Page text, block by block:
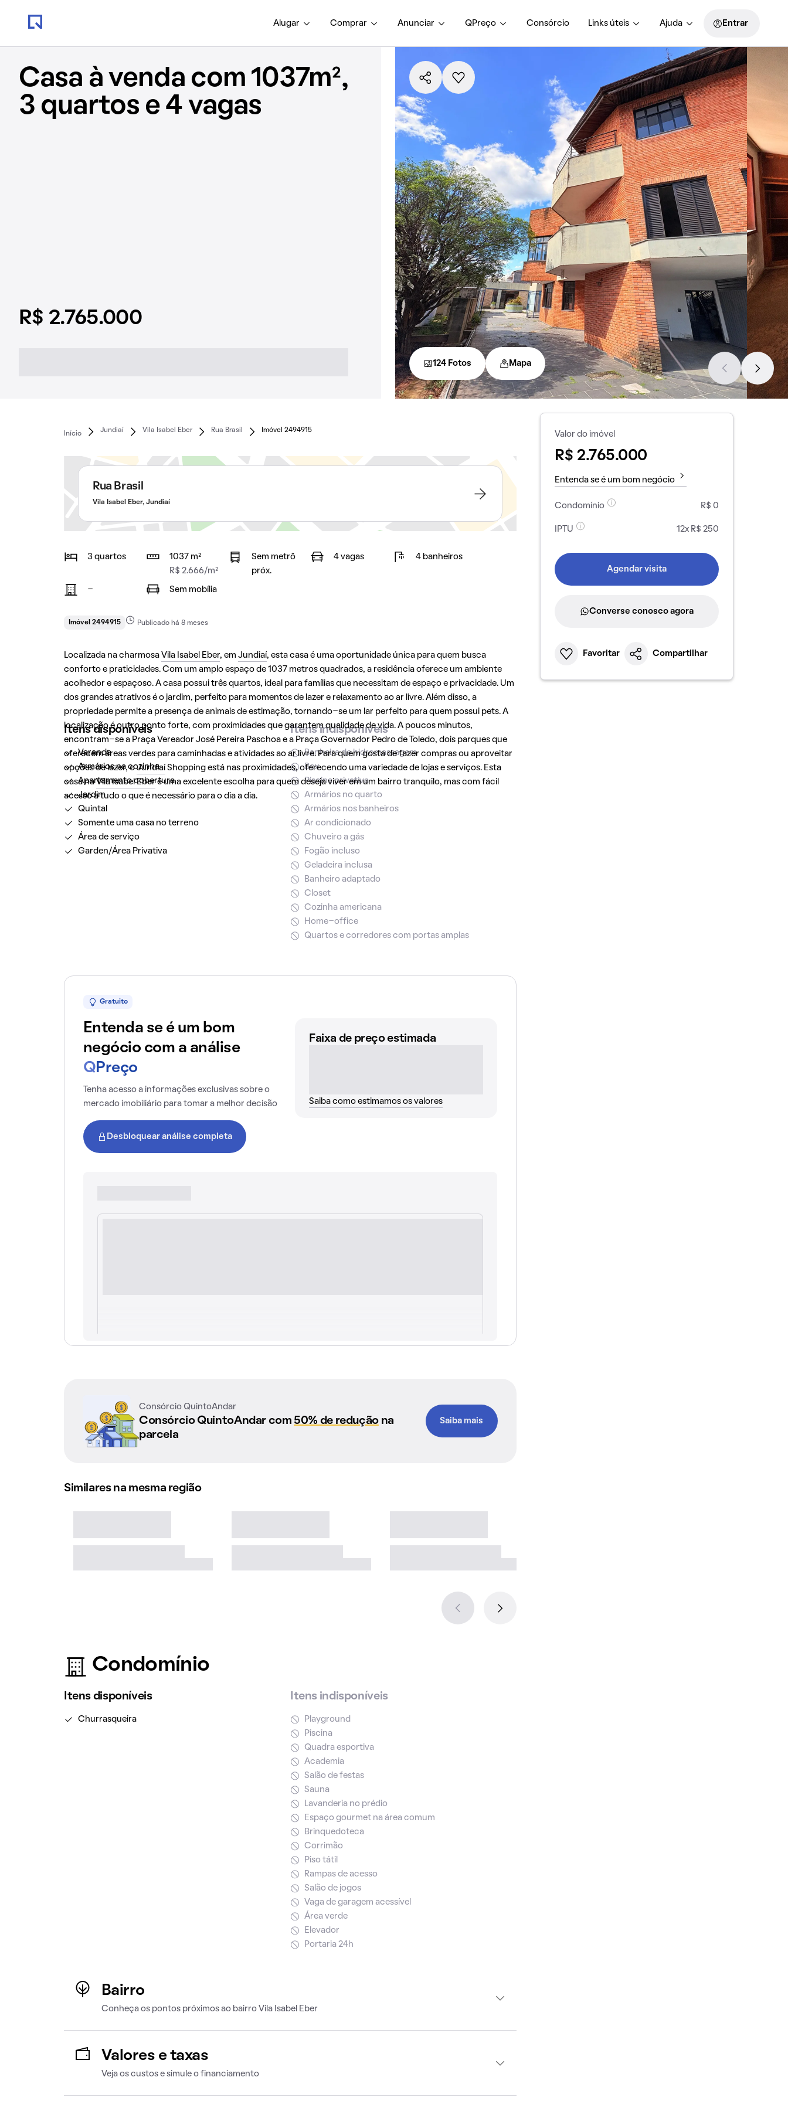
Alugar Comprar Anunciar QPreço Consórcio Links úteis Ajuda Entrar
Casa à venda com 1037m²,
3 quartos e 4 vagas
R$ 2.765.000
124 Fotos Mapa
Início
Jundiaí Vila Isabel Eber Rua Brasil Imóvel 2494915
Rua Brasil
Vila Isabel Eber, Jundiaí
3 quartos
1037 m²
R$ 2.666/m²
Sem metrô
próx.
4 vagas 4 banheiros
- Sem mobília
Imóvel 2494915 Publicado há 8 meses
Localizada na charmosa Vila Isabel Eber, em Jundiaí, esta casa é uma oportunidade única para quem busca
conforto e praticidades. Com um amplo espaço de 1037 metros quadrados, a residência oferece um ambiente
acolhedor e espaçoso. A casa possui três quartos, ideal para famílias que necessitam de espaço e privacidade. Um
dos grandes atrativos é o jardim, perfeito para momentos de lazer e relaxamento ao ar livre. Além disso, a
propriedade permite a presença de animais de estimação, tornando-se um lar perfeito para quem possui pets. A
localização é outro ponto forte, com proximidades que garantem qualidade de vida. A poucos minutos,
encontram-se a Praça Vereador José Pereira Paschoa e a Praça Governador Pedro de Toledo, dois parques que
oferecem áreas verdes para caminhadas e atividades ao ar livre. Para quem gosta de fazer compras ou aproveitar
opções de lazer, oJundiaíShopping está nas proximidades, oferecendo uma variedade de lojas e serviços. Esta
casa naVila Isabel Eberé uma excelente escolha para quem deseja viver em um bairro tranquilo, mas com fácil
acesso a tudo o que é necessário para o dia a dia.
Itens disponíveis
Varanda
Armários na cozinha
Apartamento cobertura
Jardim
Quintal
Somente uma casa no terreno
Área de serviço
Garden/Área Privativa
Itens indisponíveis
Banheira de hidromassagem
Box
Piscina privativa
Armários no quarto
Armários nos banheiros
Ar condicionado
Chuveiro a gás
Fogão incluso
Geladeira inclusa
Banheiro adaptado
Closet
Cozinha americana
Home-office
Quartos e corredores com portas amplas
Gratuito
Entenda se é um bom
negócio com a análise
Q Preço
Tenha acesso a informações exclusivas sobre o
mercado imobiliário para tomar a melhor decisão
Desbloquear análise completa
Faixa de preço estimada
Saiba como estimamos os valores
Consórcio QuintoAndar
Consórcio QuintoAndar com 50% de reduçãona
parcela
Saiba mais
Similares na mesma região
Condomínio
Itens disponíveis
Churrasqueira
Itens indisponíveis
Playground
Piscina
Quadra esportiva
Academia
Salão de festas
Sauna
Lavanderia no prédio
Espaço gourmet na área comum
Brinquedoteca
Corrimão
Piso tátil
Rampas de acesso
Salão de jogos
Vaga de garagem acessível
Área verde
Elevador
Portaria 24h
Bairro
Conheça os pontos próximos ao bairro Vila Isabel Eber
Valores e taxas
Veja os custos e simule o financiamento
Valor do imóvel
R$ 2.765.000
Entenda se é um bom negócio
Condomínio R$ 0
IPTU 12x R$ 250
Agendar visita
Converse conosco agora
Favoritar Compartilhar